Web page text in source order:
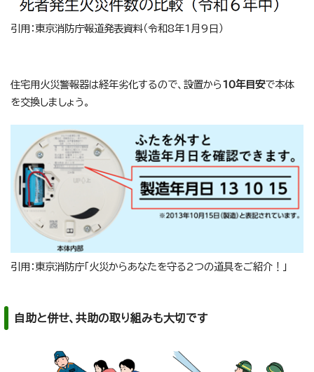
引用：東京消防庁報道発表資料（令和8年1月9日）
住宅用火災警報器は経年劣化するので、設置から10年目安で本体
を交換しましょう。
引用：東京消防庁「火災からあなたを守る2つの道具をご紹介！」
自助と併せ、共助の取り組みも大切です